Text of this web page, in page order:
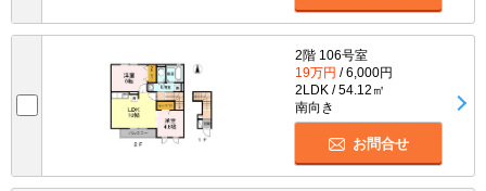
2階 106号室
19万円 / 6,000円
2LDK / 54.12㎡
南向き
お問合せ